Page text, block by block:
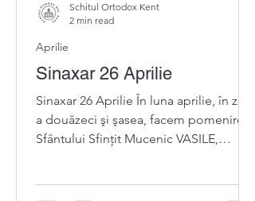
Sinaxar 26 Aprilie
Sinaxar 26 Aprilie În luna aprilie, în ziua
a douăzeci şi şasea, facem pomenirea
Sfântului Sfințit Mucenic VASILE,
Aprilie
Schitul Ortodox Kent
2 min read